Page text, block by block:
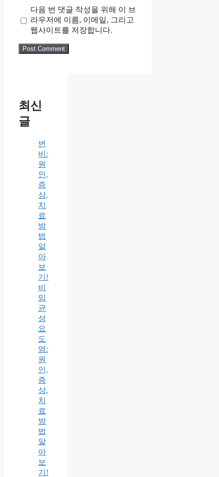
다음 번 댓글 작성을 위해 이 브
라우저에 이름, 이메일, 그리고
웹사이트를 저장합니다.
최신
글
변
비:
원
인,
증
상,
치
료
방
법
알
아
보
기!
비
임
균
성
요
도
염:
원
인,
증
상,
치
료
방
법
알
아
보
기!